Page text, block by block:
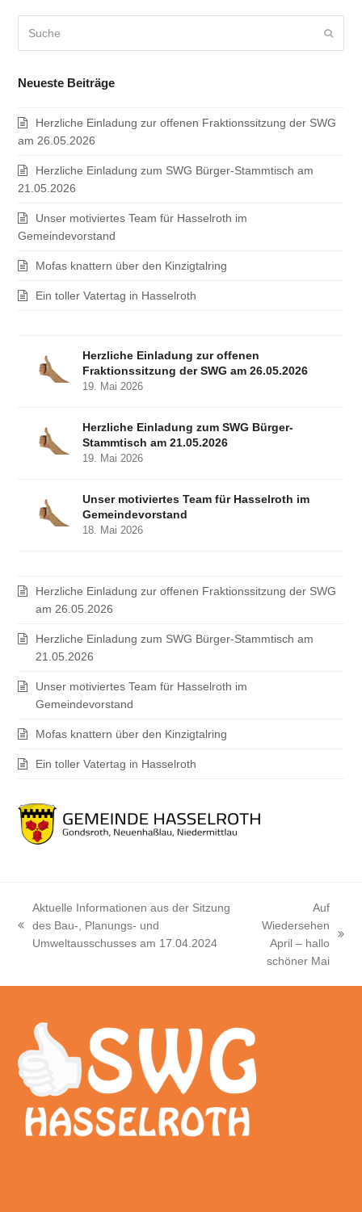
Neueste Beiträge
Herzliche Einladung zur offenen Fraktionssitzung der SWG
am 26.05.2026
Herzliche Einladung zum SWG Bürger-Stammtisch am
21.05.2026
Unser motiviertes Team für Hasselroth im
Gemeindevorstand
Mofas knattern über den Kinzigtalring
Ein toller Vatertag in Hasselroth
Herzliche Einladung zur offenen
Fraktionssitzung der SWG am 26.05.2026
19. Mai 2026
Herzliche Einladung zum SWG Bürger-
Stammtisch am 21.05.2026
19. Mai 2026
Unser motiviertes Team für Hasselroth im
Gemeindevorstand
18. Mai 2026
Herzliche Einladung zur offenen Fraktionssitzung der SWG
am 26.05.2026
Herzliche Einladung zum SWG Bürger-Stammtisch am
21.05.2026
Unser motiviertes Team für Hasselroth im
Gemeindevorstand
Mofas knattern über den Kinzigtalring
Ein toller Vatertag in Hasselroth
vorheriger
Beitrag:
Aktuelle Informationen aus der Sitzung
des Bau-, Planungs- und
Umweltausschusses am 17.04.2024
Nächster
Beitrag:
Auf
Wiedersehen
April – hallo
schöner Mai